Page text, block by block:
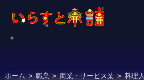
ホーム > 職業 > 商業・サービス業 > 料理人